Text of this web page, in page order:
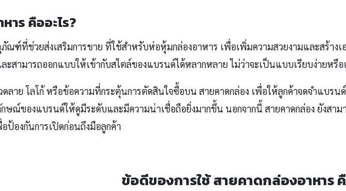
าร คืออะไร?
ณฑ์ที่ช่วยส่งเสริมการขาย ที่ใช้สำหรับห่อหุ้มกล่องอาหาร เพื่อเพิ่มความสวยงามและสร้าง
ะสามารถออกแบบให้เข้ากับสไตล์ของแบรนด์ได้หลากหลาย ไม่ว่าจะเป็นแบบเรียบง่ายหรื
าย โลโก้ หรือข้อความที่กระตุ้นการตัดสินใจซื้อบน สายคาดกล่อง เพื่อให้ลูกค้าจดจำแบรน
ษณ์ของแบรนด์ให้ดูมีระดับและมีความน่าเชื่อถือยิ่งมากขึ้น นอกจากนี้ สายคาดกล่อง ยังสา
ป้องกันการเปิดก่อนถึงมือลูกค้า
ข้อดีของการใช้ สายคาดกล่องอาหาร